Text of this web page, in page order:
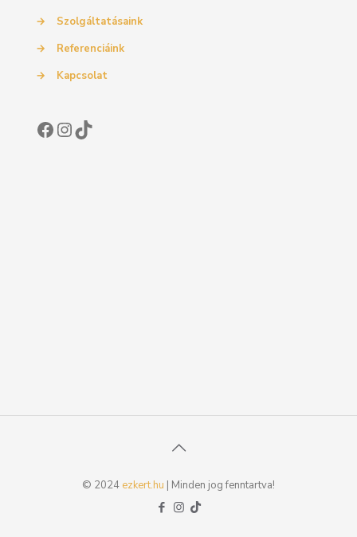
→
Szolgáltatásaink
→
Referenciáink
→
Kapcsolat
Facebook
Instagram
TikTok
© 2024 ezkert.hu | Minden jog fenntartva!